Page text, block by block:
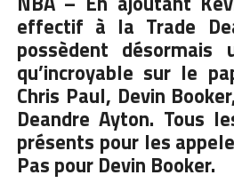
effectif à la Trade
possèdent désormais
qu’incroyable sur le
Chris Paul, Devin
Deandre Ayton. Tous
présents pour les
Pas pour Devin Booker.